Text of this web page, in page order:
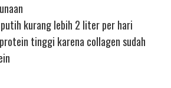
kurang lebih 2 liter per hari
tinggi karena collagen sudah